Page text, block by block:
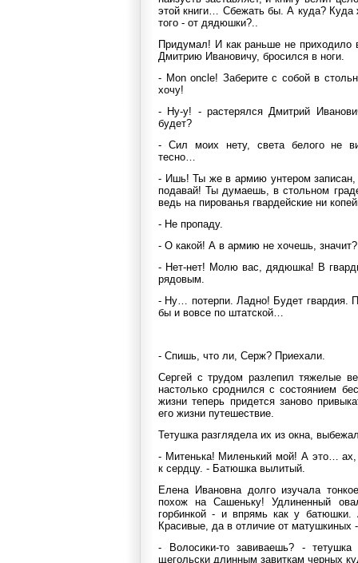
этой книги… Сбежать бы. А куда?
того - от дядюшки?..
Придумал! И как раньше не приходило
Дмитрию Ивановичу, бросился в ноги.
- Mon oncle! Заберите с собой в
хочу!
- Ну-у! - растерялся Дмитрий
будет?
- Сил моих нету, света белого не
тесно…
- Ишь! Ты же в армию унтером
подавай! Ты думаешь, в стольном
ведь на пированья гвардейские ни
- Не пропаду.
- О какой! А в армию не хочешь, значит?
- Нет-нет! Молю вас, дядюшка! В
рядовым.
- Ну… потерпи. Ладно! Будет гвардия.
бы и вовсе по штатской…
- Спишь, что ли, Серж? Приехали.
Сергей с трудом разлепил тяжелые
настолько сроднился с состоянием
жизни теперь придется заново
его жизни путешествие.
Тетушка разглядела их из окна,
- Митенька! Миленький мой! А это…
к сердцу. - Батюшка вылитый.
Елена Ивановна долго изучала
похож на Сашеньку! Удлиненный
горбинкой - и впрямь как у
Красивые, да в отличие от матушкиных
- Волосики-то завиваешь? -
щегольски длинным завиткам черных